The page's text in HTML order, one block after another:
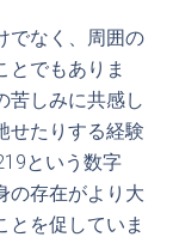
でなく、周囲の
とでもありま
苦しみに共感し
せたりする経験
という数字
の存在がより大
とを促していま